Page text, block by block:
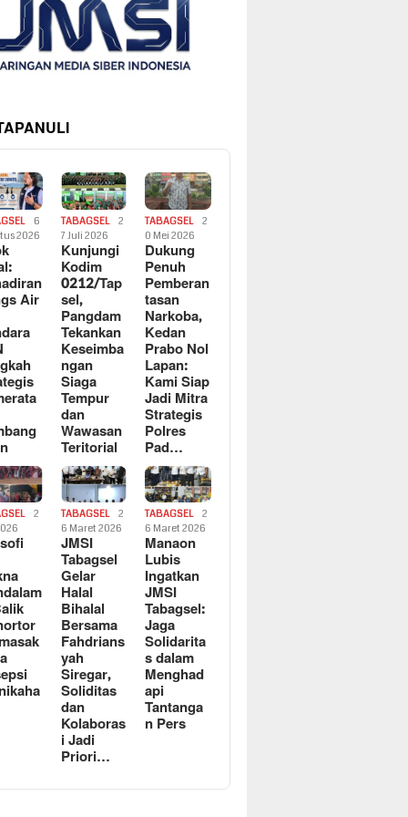
6
2026
Air
TABAGSEL
2
7 Juli 2026
Kunjungi
Kodim
0212/Tap
sel,
Pangdam
Tekankan
Keseimba
ngan
Siaga
Tempur
dan
Wawasan
Teritorial
TABAGSEL
2
0 Mei 2026
Dukung
Penuh
Pemberan
tasan
Narkoba,
Kedan
Prabo Nol
Lapan:
Kami Siap
Jadi Mitra
Strategis
Polres
Pad…
2
TABAGSEL
2
6 Maret 2026
JMSI
Tabagsel
Gelar
Halal
Bihalal
Bersama
Fahdrians
yah
Siregar,
Soliditas
dan
Kolaboras
i Jadi
Priori…
TABAGSEL
2
6 Maret 2026
Manaon
Lubis
Ingatkan
JMSI
Tabagsel:
Jaga
Solidarita
s dalam
Menghad
api
Tantanga
n Pers